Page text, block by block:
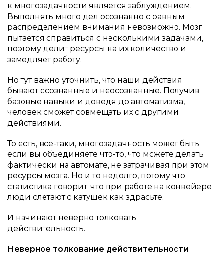
к многозадачности является заблуждением.
Выполнять много дел осознанно с равным
распределением внимания невозможно. Мозг
пытается справиться с несколькими задачами,
поэтому делит ресурсы на их количество и
замедляет работу.
Но тут важно уточнить, что наши действия
бывают осознанные и неосознанные. Получив
базовые навыки и доведя до автоматизма,
человек сможет совмещать их с другими
действиями.
То есть, все-таки, многозадачность может быть
если вы объединяете что-то, что можете делать
фактически на автомате, не затрачивая при этом
ресурсы мозга. Но и то недолго, потому что
статистика говорит, что при работе на конвейере
люди слетают с катушек как здрасьте.
И начинают неверно толковать
действительность.
Неверное толкование действительности